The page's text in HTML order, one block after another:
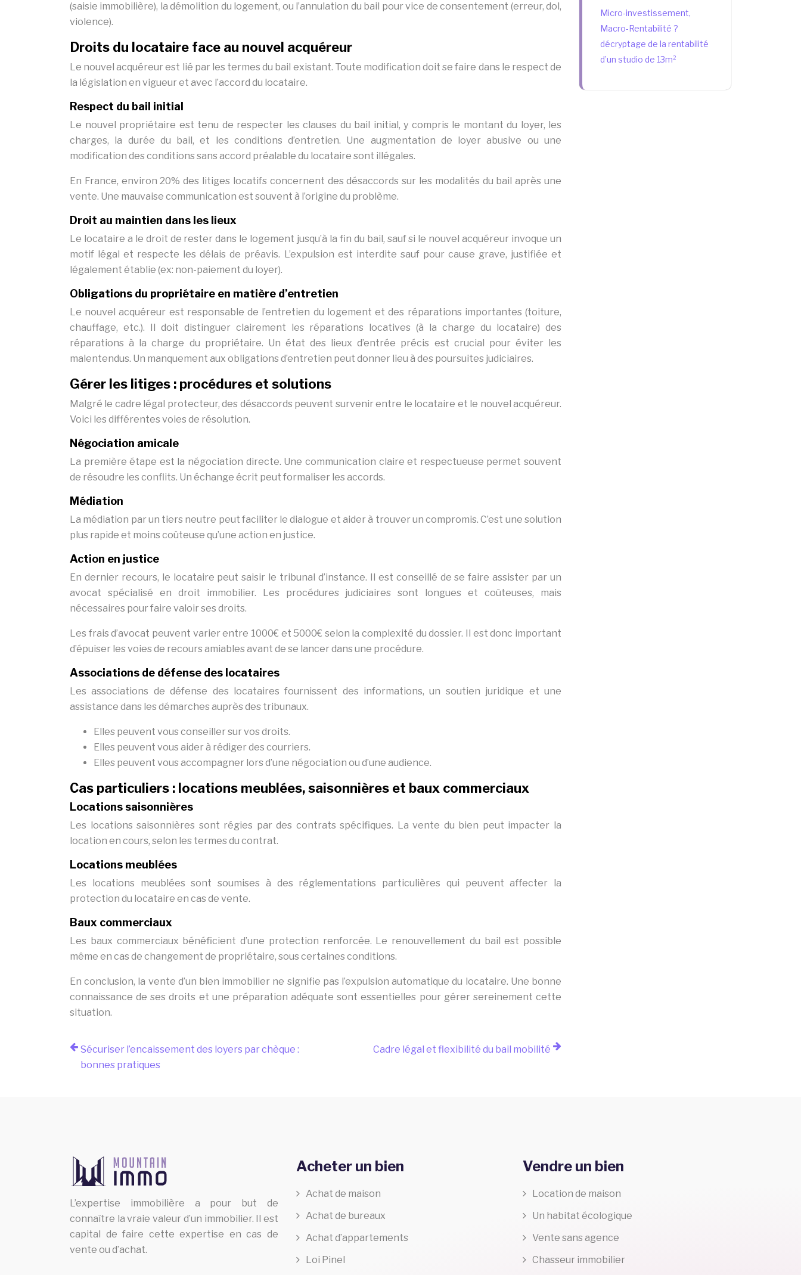
(saisie immobilière), la démolition du logement, ou l’annulation du bail pour vice de consentement (erreur, dol,
violence).
Droits du locataire face au nouvel acquéreur
Le nouvel acquéreur est lié par les termes du bail existant. Toute modification doit se faire dans le respect de
la législation en vigueur et avec l’accord du locataire.
Respect du bail initial
Le nouvel propriétaire est tenu de respecter les clauses du bail initial, y compris le montant du loyer, les
charges, la durée du bail, et les conditions d’entretien. Une augmentation de loyer abusive ou une
modification des conditions sans accord préalable du locataire sont illégales.
En France, environ 20% des litiges locatifs concernent des désaccords sur les modalités du bail après une
vente. Une mauvaise communication est souvent à l’origine du problème.
Droit au maintien dans les lieux
Le locataire a le droit de rester dans le logement jusqu’à la fin du bail, sauf si le nouvel acquéreur invoque un
motif légal et respecte les délais de préavis. L’expulsion est interdite sauf pour cause grave, justifiée et
légalement établie (ex: non-paiement du loyer).
Obligations du propriétaire en matière d’entretien
Le nouvel acquéreur est responsable de l’entretien du logement et des réparations importantes (toiture,
chauffage, etc.). Il doit distinguer clairement les réparations locatives (à la charge du locataire) des
réparations à la charge du propriétaire. Un état des lieux d’entrée précis est crucial pour éviter les
malentendus. Un manquement aux obligations d’entretien peut donner lieu à des poursuites judiciaires.
Gérer les litiges : procédures et solutions
Malgré le cadre légal protecteur, des désaccords peuvent survenir entre le locataire et le nouvel acquéreur.
Voici les différentes voies de résolution.
Négociation amicale
La première étape est la négociation directe. Une communication claire et respectueuse permet souvent
de résoudre les conflits. Un échange écrit peut formaliser les accords.
Médiation
La médiation par un tiers neutre peut faciliter le dialogue et aider à trouver un compromis. C’est une solution
plus rapide et moins coûteuse qu’une action en justice.
Action en justice
En dernier recours, le locataire peut saisir le tribunal d’instance. Il est conseillé de se faire assister par un
avocat spécialisé en droit immobilier. Les procédures judiciaires sont longues et coûteuses, mais
nécessaires pour faire valoir ses droits.
Les frais d’avocat peuvent varier entre 1000€ et 5000€ selon la complexité du dossier. Il est donc important
d’épuiser les voies de recours amiables avant de se lancer dans une procédure.
Associations de défense des locataires
Les associations de défense des locataires fournissent des informations, un soutien juridique et une
assistance dans les démarches auprès des tribunaux.
Elles peuvent vous conseiller sur vos droits.
Elles peuvent vous aider à rédiger des courriers.
Elles peuvent vous accompagner lors d’une négociation ou d’une audience.
Cas particuliers : locations meublées, saisonnières et baux commerciaux
Locations saisonnières
Les locations saisonnières sont régies par des contrats spécifiques. La vente du bien peut impacter la
location en cours, selon les termes du contrat.
Locations meublées
Les locations meublées sont soumises à des réglementations particulières qui peuvent affecter la
protection du locataire en cas de vente.
Baux commerciaux
Les baux commerciaux bénéficient d’une protection renforcée. Le renouvellement du bail est possible
même en cas de changement de propriétaire, sous certaines conditions.
En conclusion, la vente d’un bien immobilier ne signifie pas l’expulsion automatique du locataire. Une bonne
connaissance de ses droits et une préparation adéquate sont essentielles pour gérer sereinement cette
situation.
Sécuriser l’encaissement des loyers par chèque :
bonnes pratiques
Cadre légal et flexibilité du bail mobilité
Micro-investissement,
Macro-Rentabilité ?
décryptage de la rentabilité
d’un studio de 13m²
L’expertise immobilière a pour but de
connaître la vraie valeur d’un immobilier. Il est
capital de faire cette expertise en cas de
vente ou d’achat.
Acheter un bien
Achat de maison
Achat de bureaux
Achat d’appartements
Loi Pinel
Vendre un bien
Location de maison
Un habitat écologique
Vente sans agence
Chasseur immobilier